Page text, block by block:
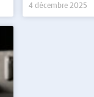
4 décembre 2025